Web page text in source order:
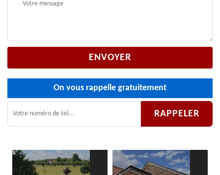
On vous rappelle gratuitement